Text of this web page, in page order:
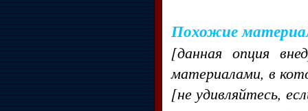
Похожие
[данная опция
материалами, в
[не удивляйтесь,